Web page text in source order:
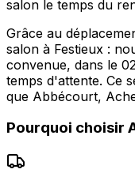
salon le temps du
Grâce au
salon à Festieux :
convenue, dans le
temps d'attente. Ce
que Abbécourt,
Pourquoi choisir